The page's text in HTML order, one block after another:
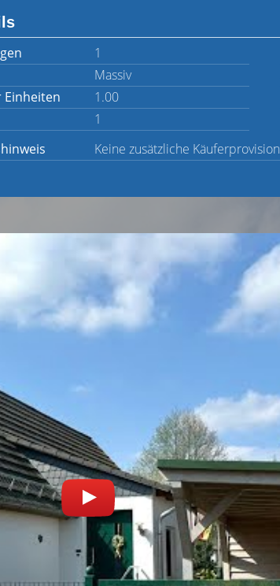
1
Massiv
Einheiten
1.00
1
Keine zusätzliche Käuferprovision